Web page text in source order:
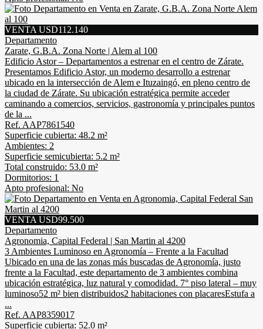
VENTA USD112.140
Departamento
Zarate, G.B.A. Zona Norte | Alem al 100
Edificio Astor – Departamentos a estrenar en el centro de Zárate.
Presentamos Edificio Astor, un moderno desarrollo a estrenar
ubicado en la intersección de Alem e Ituzaingó, en pleno centro de
la ciudad de Zárate. Su ubicación estratégica permite acceder
caminando a comercios, servicios, gastronomía y principales puntos
de la ...
Ref. AAP7861540
Superficie cubierta: 48.2 m²
Ambientes: 2
Superficie semicubierta: 5.2 m²
Total construido: 53.0 m²
Dormitorios: 1
Apto profesional: No
VENTA USD99.500
Departamento
Agronomia, Capital Federal | San Martin al 4200
3 Ambientes Luminoso en Agronomía – Frente a la Facultad
Ubicado en una de las zonas más buscadas de Agronomía, justo
frente a la Facultad, este departamento de 3 ambientes combina
ubicación estratégica, luz natural y comodidad. 7° piso lateral – muy
luminoso52 m² bien distribuidos2 habitaciones con placaresEstufa a
...
Ref. AAP8359017
Superficie cubierta: 52.0 m²